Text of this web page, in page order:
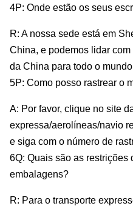
4P: Onde estão os seus
R: A nossa sede está em
China, e podemos lidar
da China para todo o
5P: Como posso rastrear o
A: Por favor, clique no site
expressa/aerolíneas/navio
e siga com o número de
6Q: Quais são as restrições
embalagens?
R: Para o transporte